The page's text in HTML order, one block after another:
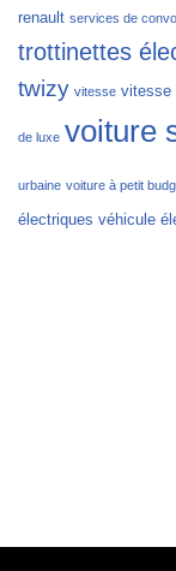
renault services de
trottinettes
twizy vitesse vitesse
de luxe voiture
urbaine voiture à petit
électriques véhicule